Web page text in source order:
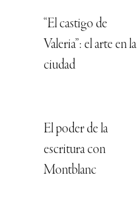
“El castigo de
Valeria”: el arte en la
ciudad
El poder de la
escritura con
Montblanc